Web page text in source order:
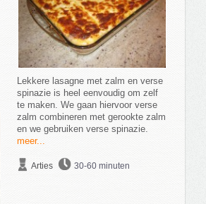
Lekkere lasagne met zalm en verse
spinazie is heel eenvoudig om zelf
te maken. We gaan hiervoor verse
zalm combineren met gerookte zalm
en we gebruiken verse spinazie.
meer...
Arties 30-60 minuten